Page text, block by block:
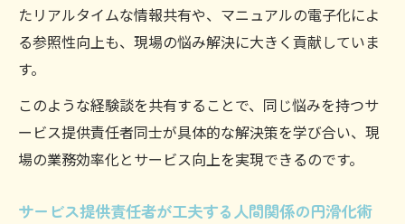
たリアルタイムな情報共有や、マニュアルの電子化によ
る参照性向上も、現場の悩み解決に大きく貢献していま
す。
このような経験談を共有することで、同じ悩みを持つサ
ービス提供責任者同士が具体的な解決策を学び合い、現
場の業務効率化とサービス向上を実現できるのです。
サービス提供責任者が工夫する人間関係の円滑化術